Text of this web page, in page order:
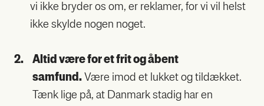
vi ikke bry­der os om, er rek­la­mer, for vi vil helst
ikke skyl­de nogen noget.
2.
Altid være for et frit og åbent
sam­fund. Være imod et luk­ket og til­dæk­ket.
Tænk lige på, at Dan­mark sta­dig har en